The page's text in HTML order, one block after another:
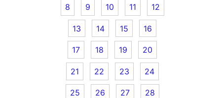
8 9 10 11 12
13 14 15 16
17 18 19 20
21 22 23 24
25 26 27 28